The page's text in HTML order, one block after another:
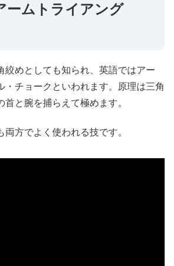
ームトライアング
絞めとしても知られ、英語ではアー
・チョークといわれます。原理は三角
と腕を捕らえて極めます。
方でよく使われる技です。